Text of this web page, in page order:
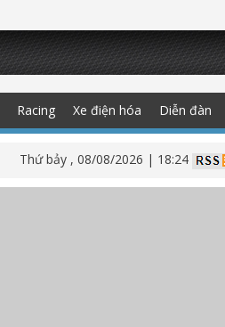
Racing Xe điện hóa Diễn đàn
Thứ bảy , 08/08/2026 | 18:24